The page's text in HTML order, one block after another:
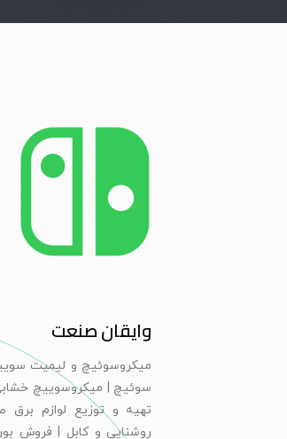
وایقان صنعت
ميكروسوئيچ و ليميت
سوئيچ | ميكروسوييچ
تهیه و توزیع لوازم
روشنایی و کابل | فروش